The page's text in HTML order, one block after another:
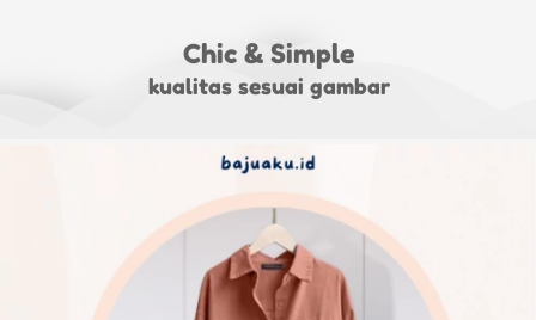
Chic & Simple
kualitas sesuai gambar